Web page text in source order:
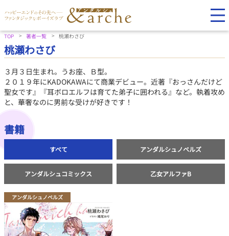
TOP 著者一覧 桃瀬わさび
桃瀬わさび
３月３日生まれ。うお座、Ｂ型。
２０１９年にKADOKAWAにて商業デビュー。近著『おっさんだけど
聖女です』『耳ボロエルフは育てた弟子に囲われる』など。執着攻め
と、華奢なのに男前な受けが好きです！
書籍
すべて アンダルシュノベルズ
アンダルシュコミックス 乙女アルファB
アンダルシュノベルズ